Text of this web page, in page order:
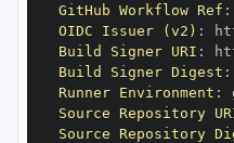
GitHub Workflow Ref :
OIDC Issuer (v2) :
Build Signer URI :
Build Signer Digest :
Runner Environment :
Source Repository
Source Repository